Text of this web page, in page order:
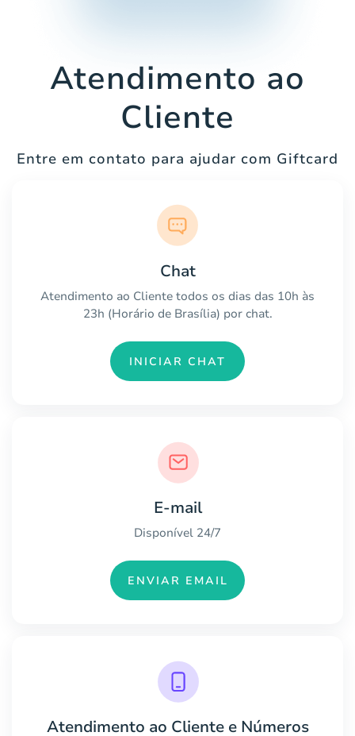
Atendimento ao
Cliente
Entre em contato para ajudar com Giftcard
Chat
Atendimento ao Cliente todos os dias das 10h às
23h (Horário de Brasília) por chat.
INICIAR CHAT
E-mail
Disponível 24/7
ENVIAR EMAIL
Atendimento ao Cliente e Números